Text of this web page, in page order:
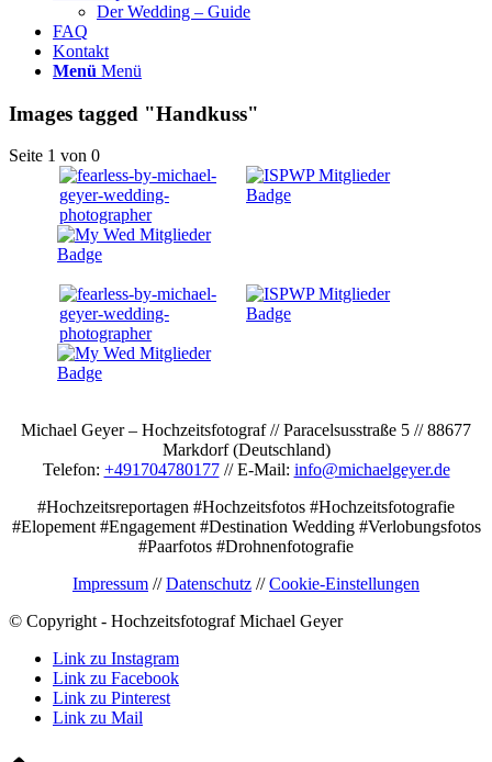
Der Wedding – Guide
FAQ
Kontakt
Menü Menü
Images tagged "Handkuss"
Seite 1 von 0
Michael Geyer – Hochzeitsfotograf // Paracelsusstraße 5 // 88677
Markdorf (Deutschland)
Telefon: +491704780177// E-Mail: info@michaelgeyer.de
#Hochzeitsreportagen #Hochzeitsfotos #Hochzeitsfotografie
#Elopement #Engagement #Destination Wedding #Verlobungsfotos
#Paarfotos #Drohnenfotografie
Impressum //Datenschutz //Cookie-Einstellungen
© Copyright - Hochzeitsfotograf Michael Geyer
Link zu Instagram
Link zu Facebook
Link zu Pinterest
Link zu Mail